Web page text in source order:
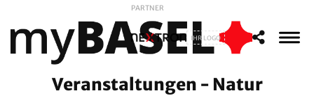
PARTNER
IHR LOGO
Veranstaltungen - Natur